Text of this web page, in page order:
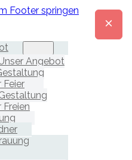
Footer springen
Angebot
Feier
Freien